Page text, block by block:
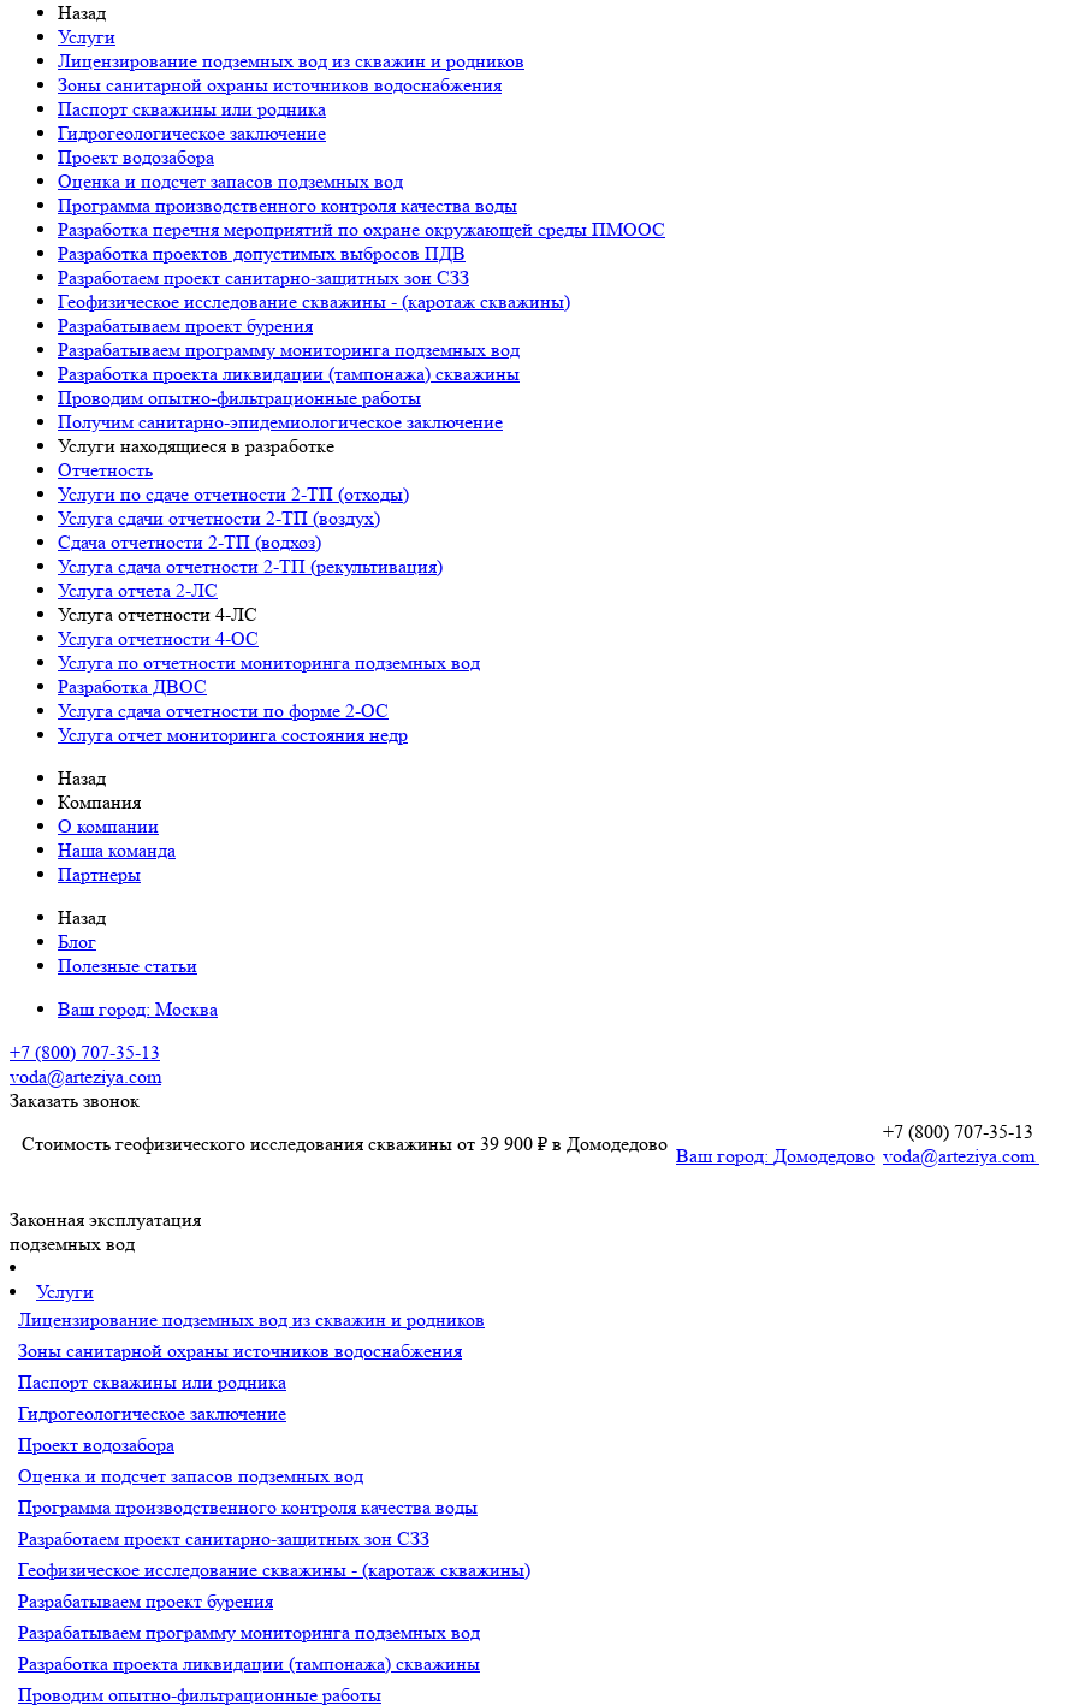
Назад
Услуги
Лицензирование подземных вод из скважин и родников
Зоны санитарной охраны источников водоснабжения
Паспорт скважины или родника
Гидрогеологическое заключение
Проект водозабора
Оценка и подсчет запасов подземных вод
Программа производственного контроля качества воды
Разработка перечня мероприятий по охране окружающей среды ПМООС
Разработка проектов допустимых выбросов ПДВ
Разработаем проект санитарно-защитных зон СЗЗ
Геофизическое исследование скважины - (каротаж скважины)
Разрабатываем проект бурения
Разрабатываем программу мониторинга подземных вод
Разработка проекта ликвидации (тампонажа) скважины
Проводим опытно-фильтрационные работы
Получим санитарно-эпидемиологическое заключение
Услуги находящиеся в разработке
Отчетность
Услуги по сдаче отчетности 2-ТП (отходы)
Услуга сдачи отчетности 2-ТП (воздух)
Сдача отчетности 2-ТП (водхоз)
Услуга сдача отчетности 2-ТП (рекультивация)
Услуга отчета 2-ЛС
Услуга отчетности 4-ЛС
Услуга отчетности 4-ОС
Услуга по отчетности мониторинга подземных вод
Разработка ДВОС
Услуга сдача отчетности по форме 2-ОС
Услуга отчет мониторинга состояния недр
Назад
Компания
О компании
Наша команда
Партнеры
Назад
Блог
Полезные статьи
Ваш город: Москва
+7 (800) 707-35-13
voda@arteziya.com
Заказать звонок
Стоимость геофизического исследования скважины от 39 900 ₽ в Домодедово
Ваш город: Домодедово
+7 (800) 707-35-13
voda@arteziya.com
Законная эксплуатация
подземных вод
Услуги
Лицензирование подземных вод из скважин и родников
Зоны санитарной охраны источников водоснабжения
Паспорт скважины или родника
Гидрогеологическое заключение
Проект водозабора
Оценка и подсчет запасов подземных вод
Программа производственного контроля качества воды
Разработаем проект санитарно-защитных зон СЗЗ
Геофизическое исследование скважины - (каротаж скважины)
Разрабатываем проект бурения
Разрабатываем программу мониторинга подземных вод
Разработка проекта ликвидации (тампонажа) скважины
Проводим опытно-фильтрационные работы